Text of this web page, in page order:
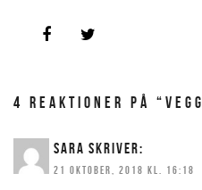
4 REAKTIONER PÅ
SARA SKRIVER:
21 OKTOBER, 2018 KL. 16:18